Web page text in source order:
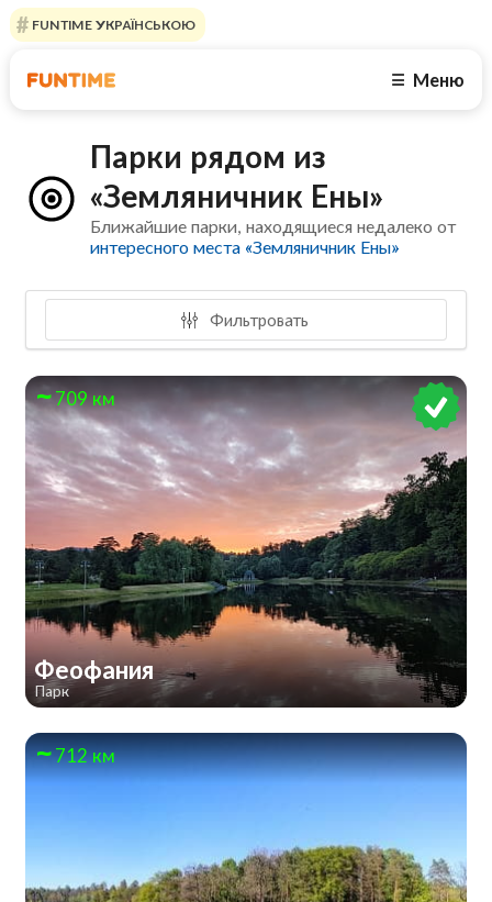
FUNTIME УКРАЇНСЬКОЮ
☰ Меню
Парки рядом из
«Земляничник Ены»
Ближайшие парки, находящиеся недалеко от
интересного места «Земляничник Ены»
Фильтровать
709 км
Феофания
Парк
712 км